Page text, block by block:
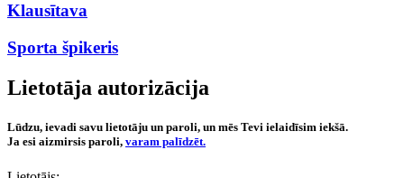
Klausītava
Sporta špikeris
Lietotāja autorizācija
Lūdzu, ievadi savu lietotāju un paroli, un mēs Tevi ielaidīsim iekšā.
Ja esi aizmirsis paroli, varam palīdzēt.